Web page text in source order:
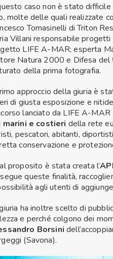
caso non è stato
molte delle quali realizzate
Tomasinelli di Triton
Villani responsabile
LIFE A-MAR; esperta
Natura 2000 e Difesa del
della prima fotografia.
approccio della giuria è
di giusta esposizione e
lanciato da LIFE A-
marini e costieri della rete
pescatori, abitanti,
conservazione e
proposito è stata creata l’
queste finalità,
agli utenti di
ha inoltre scelto di
e perché colgono dei
Borsini
(Savona).